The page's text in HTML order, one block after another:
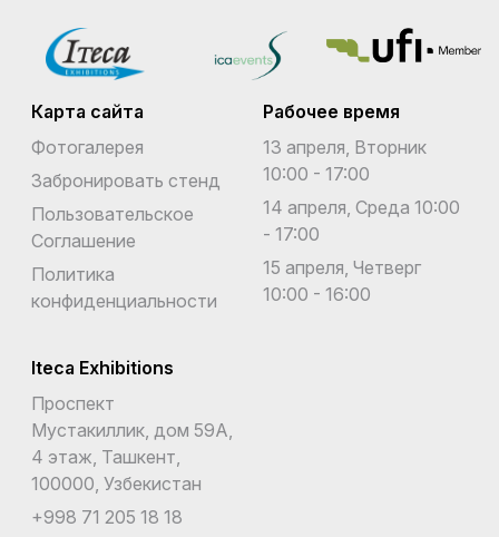
Карта сайта
Фотогалерея
Забронировать стенд
Пользовательское
Соглашение
Политика
конфиденциальности
Рабочее время
13 апреля, Вторник
10:00 - 17:00
14 апреля, Среда 10:00
- 17:00
15 апреля, Четверг
10:00 - 16:00
Iteca Exhibitions
Проспект
Мустакиллик, дом 59А,
4 этаж, Ташкент,
100000, Узбекистан
+998 71 205 18 18